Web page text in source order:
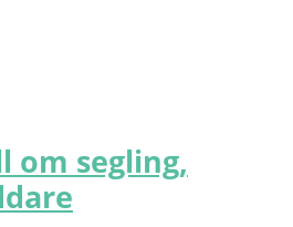
om segling,